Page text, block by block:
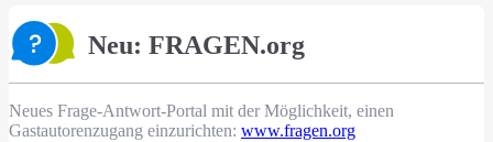
Neu: FRAGEN.org
Neues Frage-Antwort-Portal mit der Möglichkeit, einen
Gastautorenzugang einzurichten: www.fragen.org